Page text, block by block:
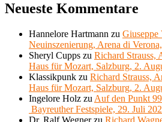
Neueste Kommentare
Hannelore Hartmann zu Giuseppe
Neuinszenierung, Arena di
Sheryl Cupps zu Richard Strauss,
Haus für Mozart, Salzburg, 2.
Klassikpunk zu Richard Strauss,
Haus für Mozart, Salzburg, 2.
Ingelore Holz zu Auf den Punkt
Bayreuther Festspiele, 29. Juli